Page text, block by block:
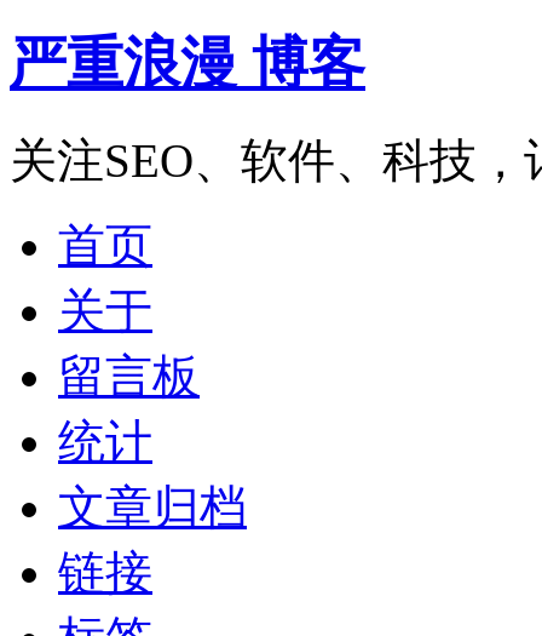
严重浪漫 博客
关注SEO、软件、科技
首页
关于
留言板
统计
文章归档
链接